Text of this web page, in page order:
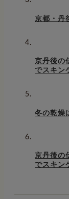
京都・丹
京丹後の
でスキン
冬の乾燥
京丹後の
でスキン